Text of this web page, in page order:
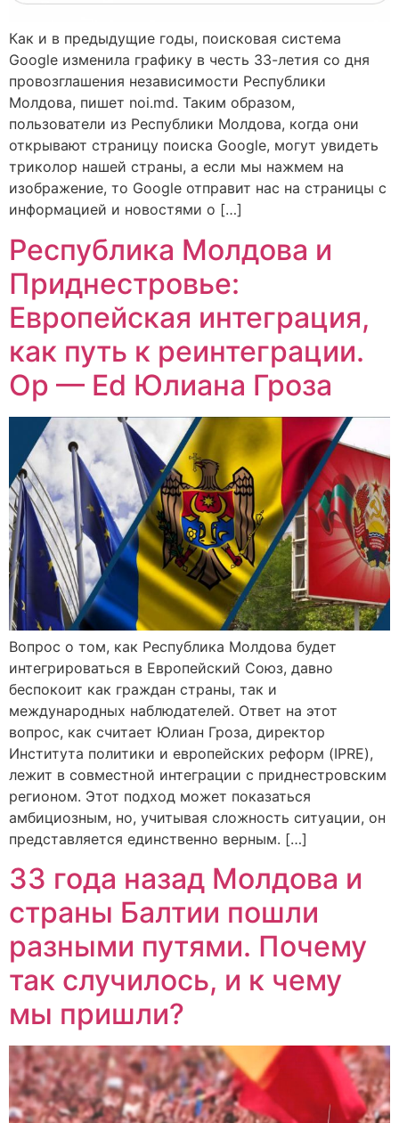
Как и в предыдущие годы, поисковая система
Google изменила графику в честь 33-летия со дня
провозглашения независимости Республики
Молдова, пишет noi.md. Таким образом,
пользователи из Республики Молдова, когда они
открывают страницу поиска Google, могут увидеть
триколор нашей страны, а если мы нажмем на
изображение, то Google отправит нас на страницы с
информацией и новостями о […]
Республика Молдова и
Приднестровье:
Европейская интеграция,
как путь к реинтеграции.
Op — Ed Юлиана Гроза
Вопрос о том, как Республика Молдова будет
интегрироваться в Европейский Союз, давно
беспокоит как граждан страны, так и
международных наблюдателей. Ответ на этот
вопрос, как считает Юлиан Гроза, директор
Института политики и европейских реформ (IPRE),
лежит в совместной интеграции с приднестровским
регионом. Этот подход может показаться
амбициозным, но, учитывая сложность ситуации, он
представляется единственно верным. […]
33 года назад Молдова и
страны Балтии пошли
разными путями. Почему
так случилось, и к чему
мы пришли?